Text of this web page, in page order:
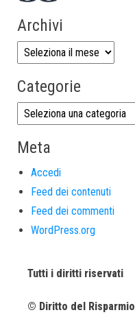
Archivi
Categorie
Meta
Accedi
Feed dei contenuti
Feed dei commenti
WordPress.org
Tutti i diritti riservati
© Diritto del Risparmio